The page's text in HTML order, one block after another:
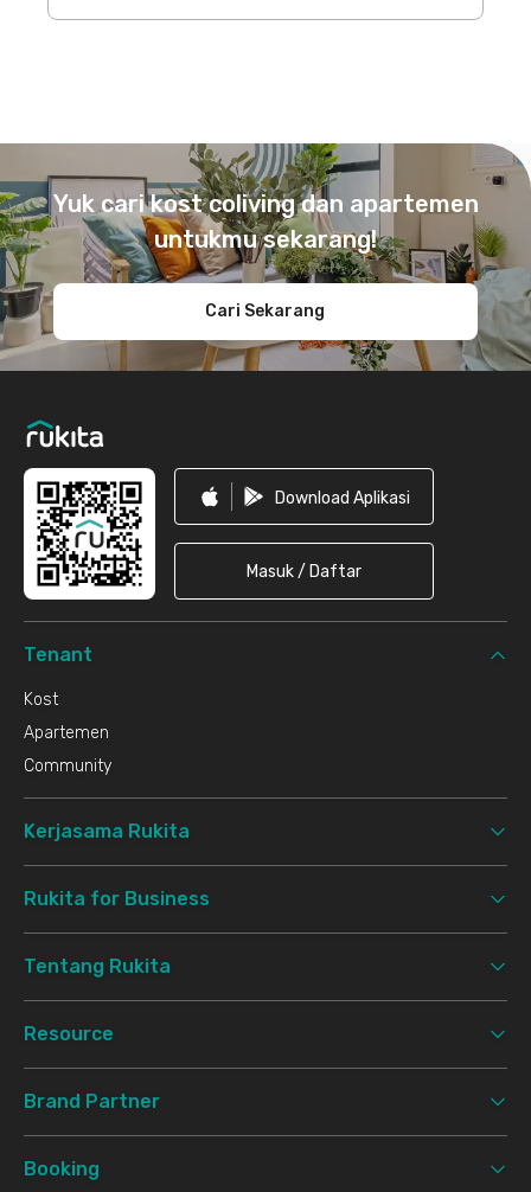
Yuk cari kost coliving dan apartemen
untukmu sekarang!
Cari Sekarang
Download Aplikasi
Masuk / Daftar
Tenant
Kost
Apartemen
Community
Kerjasama Rukita
Rukita for Business
Tentang Rukita
Resource
Brand Partner
Booking